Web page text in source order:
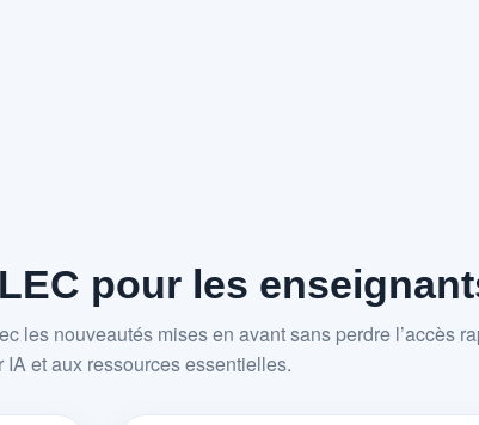
pour les
les nouveautés mises en avant sans perdre l’accès
IA et aux ressources essentielles.